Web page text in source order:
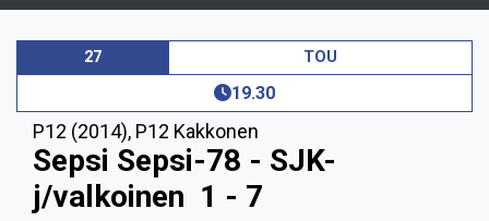
27 TOU
19.30
P12 (2014), P12 Kakkonen
Sepsi Sepsi-78 - SJK-
j/valkoinen 1 - 7